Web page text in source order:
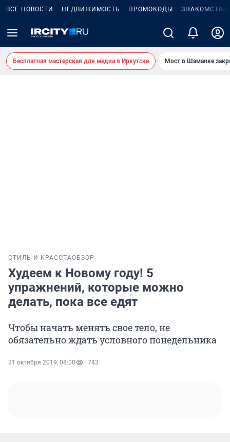
ВСЕ НОВОСТИ НЕДВИЖИМОСТЬ ПРОМОКОДЫ ЗНАКОМСТВА
Бесплатная мастерская для медиа в Иркутске Мост в Шаманке
СТИЛЬ И КРАСОТАОБЗОР
Худеем к Новому году! 5
упражнений, которые можно
делать, пока все едят
Чтобы начать менять свое тело, не
обязательно ждать условного понедельника
31 октября 2019, 08:00 743